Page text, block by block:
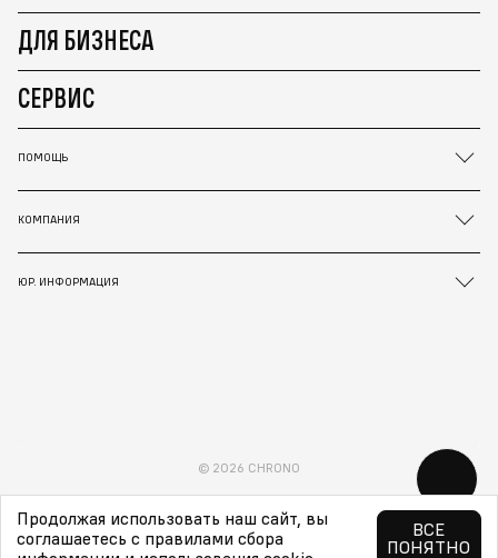
ДЛЯ БИЗНЕСА
СЕРВИС
ПОМОЩЬ
КОМПАНИЯ
ЮР. ИНФОРМАЦИЯ
© 2026 CHRONO
Продолжая использовать наш сайт, вы
соглашаетесь с правилами сбора
ВСЕ
ПОНЯТНО